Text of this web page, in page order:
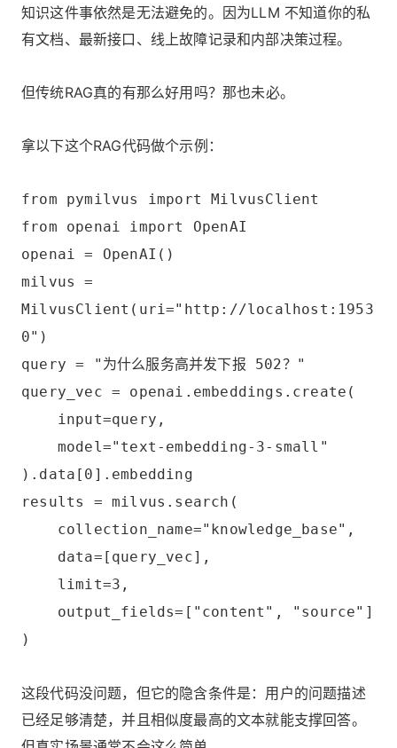
知识这件事依然是无法避免的。因为LLM 不知道你的私
有文档、最新接口、线上故障记录和内部决策过程。
但传统RAG真的有那么好用吗？那也未必。
拿以下这个RAG代码做个示例：
from pymilvus import MilvusClient
from openai import OpenAI
openai = OpenAI()
milvus =
MilvusClient(uri="http://localhost:1953
0")
query = "为什么服务高并发下报 502？"
query_vec = openai.embeddings.create(
input=query,
model="text-embedding-3-small"
).data[0].embedding
results = milvus.search(
collection_name="knowledge_base",
data=[query_vec],
limit=3,
output_fields=["content", "source"]
)
这段代码没问题，但它的隐含条件是：用户的问题描述
已经足够清楚，并且相似度最高的文本就能支撑回答。